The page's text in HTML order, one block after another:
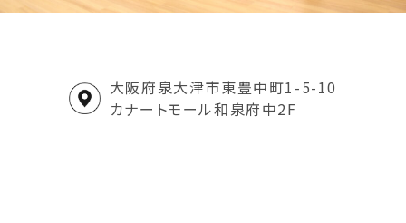
大阪府泉大津市東豊中町1-5-10
カナートモール和泉府中2F